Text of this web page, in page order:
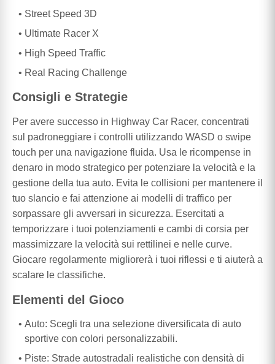
Street Speed 3D
Ultimate Racer X
High Speed Traffic
Real Racing Challenge
Consigli e Strategie
Per avere successo in Highway Car Racer, concentrati
sul padroneggiare i controlli utilizzando WASD o swipe
touch per una navigazione fluida. Usa le ricompense in
denaro in modo strategico per potenziare la velocità e la
gestione della tua auto. Evita le collisioni per mantenere il
tuo slancio e fai attenzione ai modelli di traffico per
sorpassare gli avversari in sicurezza. Esercitati a
temporizzare i tuoi potenziamenti e cambi di corsia per
massimizzare la velocità sui rettilinei e nelle curve.
Giocare regolarmente migliorerà i tuoi riflessi e ti aiuterà a
scalare le classifiche.
Elementi del Gioco
Auto: Scegli tra una selezione diversificata di auto
sportive con colori personalizzabili.
Piste: Strade autostradali realistiche con densità di